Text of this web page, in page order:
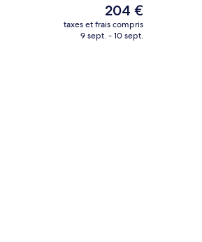
Bar (sur place)
Le
prix
actuel
204 €
taxes et frais compris
9 sept. - 10 sept.